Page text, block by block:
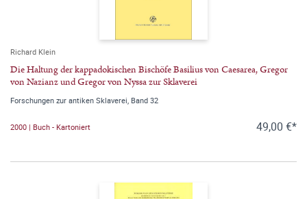
Richard Klein
Die Haltung der kappadokischen Bischöfe Basilius von Caesarea, Gregor
von Nazianz und Gregor von Nyssa zur Sklaverei
Forschungen zur antiken Sklaverei, Band 32
2000 | Buch - Kartoniert 49,00 €*